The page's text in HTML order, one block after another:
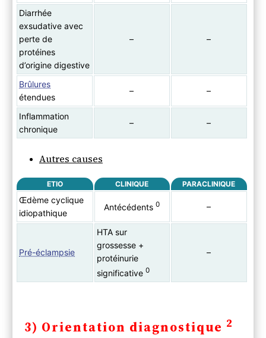
Diarrhée
exsudative avec
perte de
protéines
d’origine digestive
– –
Brûlures
étendues
– –
Inflammation
chronique
– –
Autres causes
ETIO CLINIQUE PARACLINIQUE
Œdème cyclique
idiopathique
Antécédents0 –
Pré-éclampsie
HTA sur
grossesse +
protéinurie
significative0
–
3) Orientation diagnostique 2